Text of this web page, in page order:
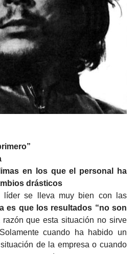
en los que el personal ha
drásticos
líder se lleva muy bien con las
es que los resultados “no son
que esta situación no sirve
cuando ha habido un
de la empresa o cuando